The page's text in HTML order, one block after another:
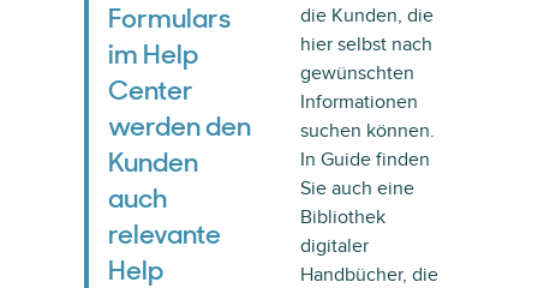
Formulars
im Help
Center
werden den
Kunden
auch
relevante
Help
die Kunden, die
hier selbst nach
gewünschten
Informationen
suchen können.
In Guide finden
Sie auch eine
Bibliothek
digitaler
Handbücher, die